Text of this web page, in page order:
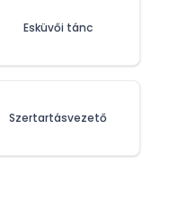
Esküvői tánc
Szertartásvezető